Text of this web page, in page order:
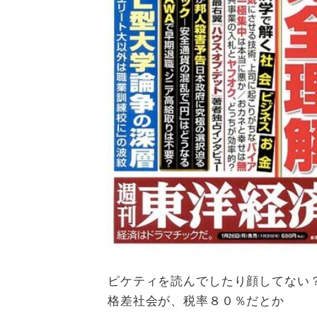
ピケティを読んでしたり顔してない
格差社会が、税率８０％だとか